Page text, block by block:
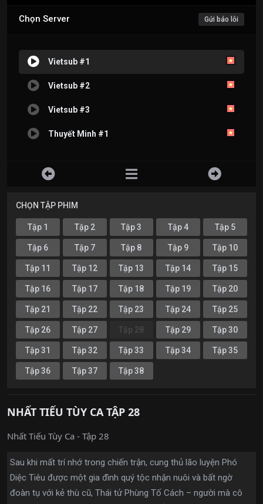
Chọn Server Gửi báo lỗi
Vietsub #1
Vietsub #2
Vietsub #3
Thuyết Minh #1
CHỌN TẬP PHIM
Tập 1 Tập 2 Tập 3 Tập 4 Tập 5
Tập 6 Tập 7 Tập 8 Tập 9 Tập 10
Tập 11 Tập 12 Tập 13 Tập 14 Tập 15
Tập 16 Tập 17 Tập 18 Tập 19 Tập 20
Tập 21 Tập 22 Tập 23 Tập 24 Tập 25
Tập 26 Tập 27 Tập 28 Tập 29 Tập 30
Tập 31 Tập 32 Tập 33 Tập 34 Tập 35
Tập 36 Tập 37 Tập 38
NHẤT TIẾU TÙY CA TẬP 28
Nhất Tiếu Tùy Ca - Tập 28
Sau khi mất trí nhớ trong chiến trận, cung thủ lão luyện Phó
Diệc Tiêu được một gia đình quý tộc nhận nuôi và bất ngờ
đoàn tụ với kẻ thù cũ, Thái tử Phùng Tố Cách – người mà cô